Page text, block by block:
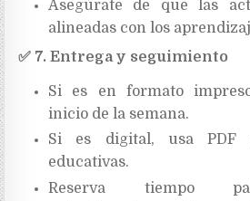
Asegúrate de que las
alineadas con los
✅ 7. Entrega y seguimiento
Si es en formato
inicio de la semana.
Si es digital, usa PDF
educativas.
Reserva tiempo